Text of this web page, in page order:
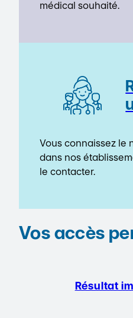
médical souhaité.
Vous connaissez le
dans nos
le contacter.
Vos accès
Résultat